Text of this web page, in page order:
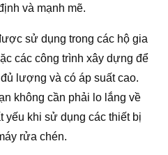
và mạnh mẽ.
sử dụng trong các hộ gia
các công trình xây dựng để
lượng và có áp suất cao.
không cần phải lo lắng về
yếu khi sử dụng các thiết bị
rửa chén.